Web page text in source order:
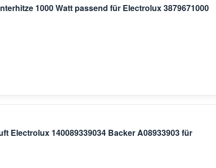
1000 Watt passend für Electrolux 3879671000
Electrolux 140089339034 Backer A08933903 für